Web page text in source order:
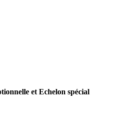
et Echelon spécial